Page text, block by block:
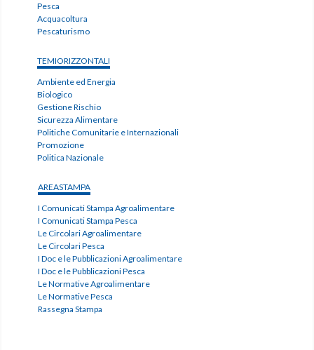
Pesca
Acquacoltura
Pescaturismo
TEMIORIZZONTALI
Ambiente ed Energia
Biologico
Gestione Rischio
Sicurezza Alimentare
Politiche Comunitarie e Internazionali
Promozione
Politica Nazionale
AREASTAMPA
I Comunicati Stampa Agroalimentare
I Comunicati Stampa Pesca
Le Circolari Agroalimentare
Le Circolari Pesca
I Doc e le Pubblicazioni Agroalimentare
I Doc e le Pubblicazioni Pesca
Le Normative Agroalimentare
Le Normative Pesca
Rassegna Stampa